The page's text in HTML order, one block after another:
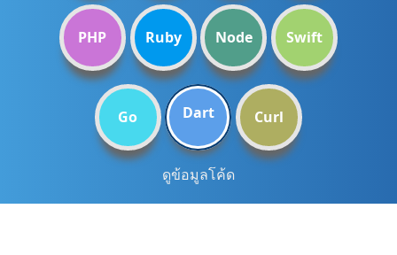
PHP Ruby Node Swift
Go Dart Curl
ดูข้อมูลโค้ด